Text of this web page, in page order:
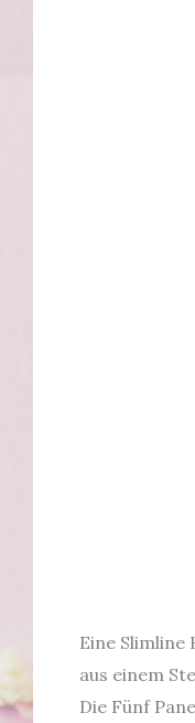
Eine Slimline
aus einem
Die Fünf